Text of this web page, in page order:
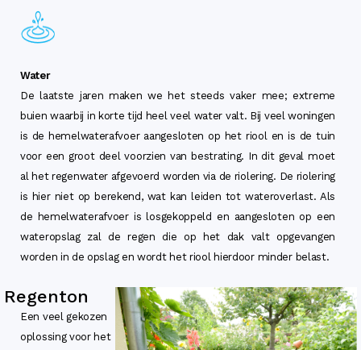
Water
De laatste jaren maken we het steeds vaker mee; extreme
buien waarbij in korte tijd heel veel water valt. Bij veel woningen
is de hemelwaterafvoer aangesloten op het riool en is de tuin
voor een groot deel voorzien van bestrating. In dit geval moet
al het regenwater afgevoerd worden via de riolering. De riolering
is hier niet op berekend, wat kan leiden tot wateroverlast. Als
de hemelwaterafvoer is losgekoppeld en aangesloten op een
wateropslag zal de regen die op het dak valt opgevangen
worden in de opslag en wordt het riool hierdoor minder belast.
Regenton
Een veel gekozen
oplossing voor het